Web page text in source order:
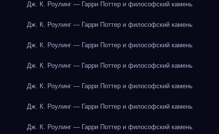
Дж. К. Роулинг — Гарри Поттер и философский камень
Дж. К. Роулинг — Гарри Поттер и философский камень
Дж. К. Роулинг — Гарри Поттер и философский камень
Дж. К. Роулинг — Гарри Поттер и философский камень
Дж. К. Роулинг — Гарри Поттер и философский камень
Дж. К. Роулинг — Гарри Поттер и философский камень
Дж. К. Роулинг — Гарри Поттер и философский камень